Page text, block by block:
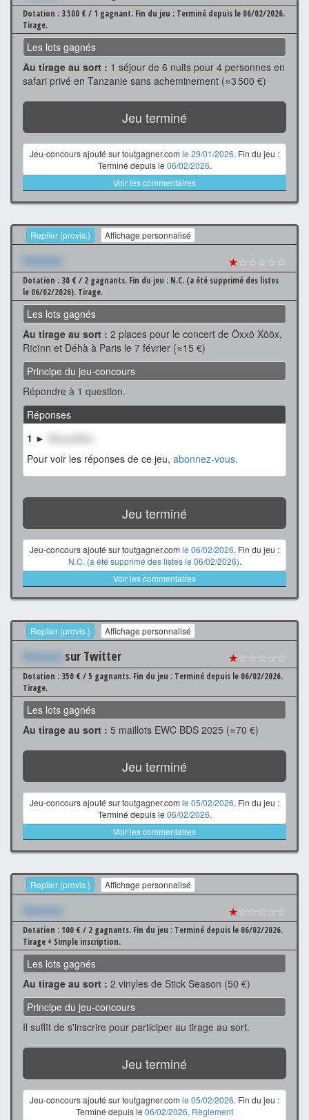
Dotation : 3 500 € / 1 gagnant. Fin du jeu : Terminé depuis le 06/02/2026.
Tirage.
Les lots gagnés
Au tirage au sort : 1 séjour de 6 nuits pour 4 personnes en
safari privé en Tanzanie sans acheminement (≈3 500 €)
Jeu terminé
Jeu-concours ajouté sur toutgagner.com le 29/01/2026. Fin du jeu :
Terminé depuis le 06/02/2026.
Voir les commentaires
Replier (provis.) Affichage personnalisé
Xxxxxxx ★☆☆☆☆☆
Dotation : 30 € / 2 gagnants. Fin du jeu : N.C. (a été supprimé des listes
le 06/02/2026). Tirage.
Les lots gagnés
Au tirage au sort : 2 places pour le concert de Öxxö Xööx,
Rïcïnn et Déhà à Paris le 7 février (≈15 €)
Principe du jeu-concours
Répondre à 1 question.
Réponses
1 ►
XxxxxxXxx
Pour voir les réponses de ce jeu, abonnez-vous.
Jeu terminé
Jeu-concours ajouté sur toutgagner.com le 06/02/2026. Fin du jeu :
N.C. (a été supprimé des listes le 06/02/2026).
Voir les commentaires
Replier (provis.) Affichage personnalisé
Xxxxxxx sur Twitter ★☆☆☆☆☆
Dotation : 350 € / 5 gagnants. Fin du jeu : Terminé depuis le 06/02/2026.
Tirage.
Les lots gagnés
Au tirage au sort : 5 maillots EWC BDS 2025 (≈70 €)
Jeu terminé
Jeu-concours ajouté sur toutgagner.com le 05/02/2026. Fin du jeu :
Terminé depuis le 06/02/2026.
Voir les commentaires
Replier (provis.) Affichage personnalisé
Xxxxxxx ★☆☆☆☆☆
Dotation : 100 € / 2 gagnants. Fin du jeu : Terminé depuis le 06/02/2026.
Tirage + Simple inscription.
Les lots gagnés
Au tirage au sort : 2 vinyles de Stick Season (50 €)
Principe du jeu-concours
Il suffit de s'inscrire pour participer au tirage au sort.
Jeu terminé
Jeu-concours ajouté sur toutgagner.com le 05/02/2026. Fin du jeu :
Terminé depuis le 06/02/2026. Règlement